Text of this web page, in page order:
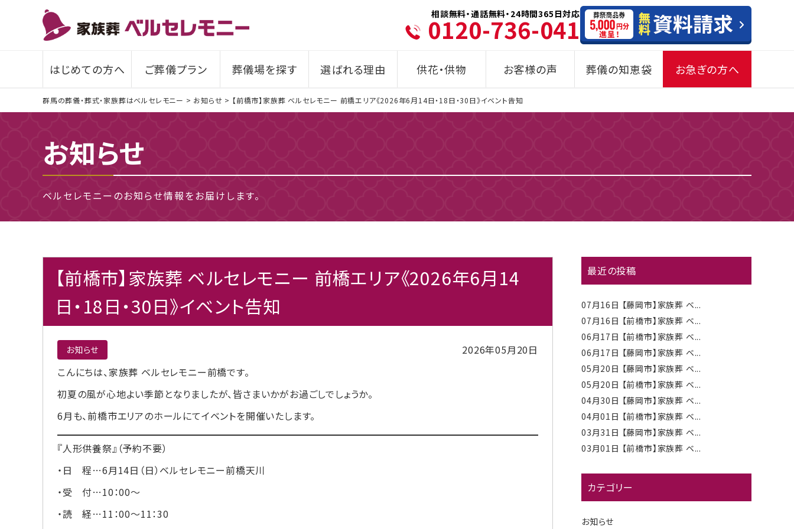
相談無料・通話無料・24時間365日対応
0120-736-041
はじめての方へ ご葬儀プラン 葬儀場を探す 選ばれる理由 供花・供物 お客様の声 葬儀の知恵袋 お急ぎの方へ
群馬の葬儀・葬式・家族葬はベルセレモニー > お知らせ > 【前橋市】家族葬 ベルセレモニー 前橋エリア《2026年6月14日・18日・30日》イベント告知
お知らせ
ベルセレモニーのお知らせ情報をお届けします。
【前橋市】家族葬 ベルセレモニー 前橋エリア《2026年6月14
日・18日・30日》イベント告知
お知らせ
2026年05月20日
こんにちは、家族葬 ベルセレモニー前橋です。
初夏の風が心地よい季節となりましたが、皆さまいかがお過ごしでしょうか。
6月も、前橋市エリアのホールにてイベントを開催いたします。
『人形供養祭』（予約不要）
・日 程…6月14日（日）ベルセレモニー前橋天川
・受 付…10：00～
・読 経…11：00～11：30
最近の投稿
07月16日 【藤岡市】家族葬 ベ...
07月16日 【前橋市】家族葬 ベ...
06月17日 【前橋市】家族葬 ベ...
06月17日 【藤岡市】家族葬 ベ...
05月20日 【藤岡市】家族葬 ベ...
05月20日 【前橋市】家族葬 ベ...
04月30日 【藤岡市】家族葬 ベ...
04月01日 【前橋市】家族葬 ベ...
03月31日 【藤岡市】家族葬 ベ...
03月01日 【前橋市】家族葬 ベ...
カテゴリー
お知らせ